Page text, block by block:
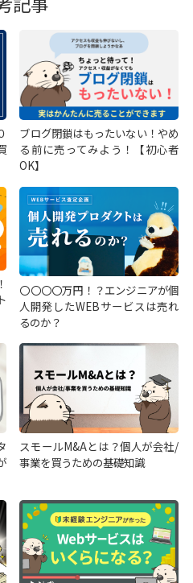
ブログ閉鎖はもったいない！やめ
る前に売ってみよう！【初心者
OK】
〇〇〇〇万円！？エンジニアが個
人開発したWEBサービスは売れ
るのか？
スモールM&Aとは？個人が会社/
事業を買うための基礎知識